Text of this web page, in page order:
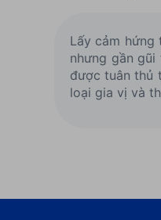
Lấy cảm hứng
nhưng gần gũi
được tuân thủ
loại gia vị và